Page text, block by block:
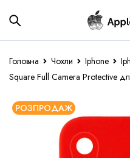
Головна Чохли Iphone
Square Full Camera Protective
РОЗПРОДАЖ